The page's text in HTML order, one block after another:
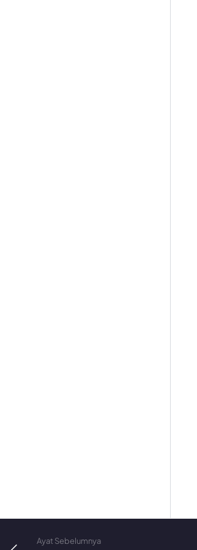
Ayat Sebelumnya